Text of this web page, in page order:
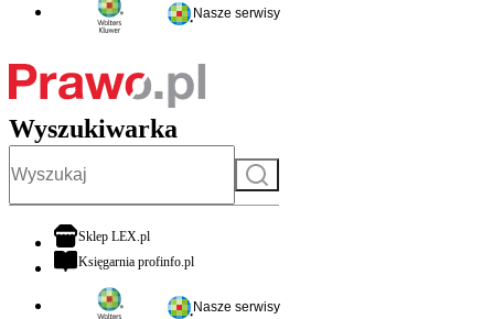
Nasze serwisy
Wyszukiwarka
Szukaj
Sklep LEX.plotwiera się w nowej karcie
Księgarnia profinfo.plotwiera się w nowej karcie
Nasze serwisy